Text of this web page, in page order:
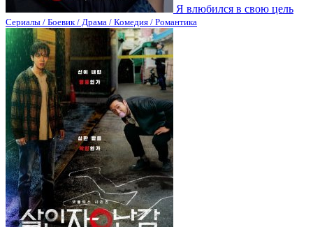
Я влюбился в свою цель
Сериалы / Боевик / Драма / Комедия / Романтика